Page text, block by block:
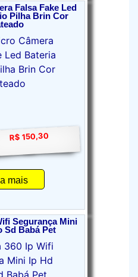
Falsa Fake Led
Pilha Brin Cor
R$ 150,30
mais
Segurança Mini
Sd Babá Pet